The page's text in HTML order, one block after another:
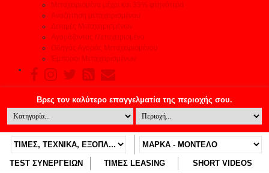
Μεταχειρισμένα μέχρι και 35% φτηνότερα
Αναζήτηση μεταχειρισμένου
Δοκιμές Μεταχειρισμένων
Αγοράζοντας Μεταχειρισμένο
Οδηγός Αγοράς Μεταχειρισμένου
Έμποροι Μεταχειρισμένων
TEST ΣΥΝΕΡΓΕΙΩΝ ΤΙΜΕΣ LEASING SHORT VIDEOS